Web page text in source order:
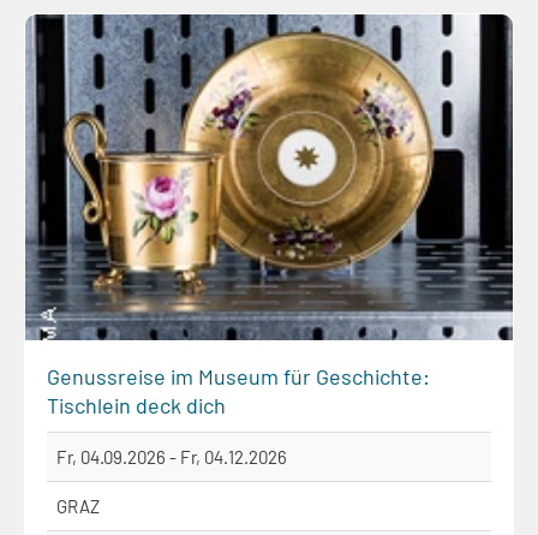
Genussreise im Museum für Geschichte:
Tischlein deck dich
Fr, 04.09.2026 - Fr, 04.12.2026
GRAZ